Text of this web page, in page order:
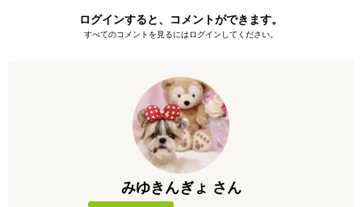
ログインすると、コメントができます。
すべてのコメントを見るにはログインしてください。
みゆきんぎょ さん